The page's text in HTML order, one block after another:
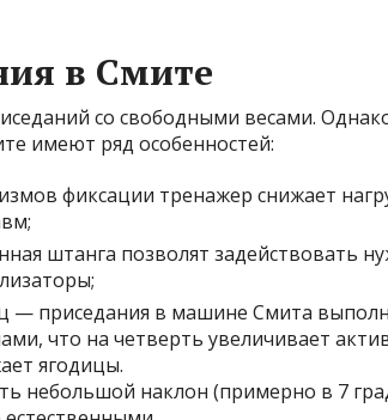
в Смите
со свободными весами.
имеют ряд особенностей:
фиксации тренажер снижает
штанга позволят задействовать
— приседания в машине Смита
что на четверть увеличивает
ягодицы.
небольшой наклон (примерно в 7